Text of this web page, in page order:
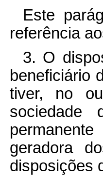
Este
referência
3. O
beneficiário
tiver, no
sociedade
geradora
disposições